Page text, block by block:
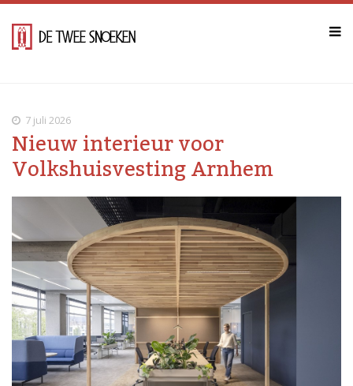
7 juli 2026
Nieuw interieur voor
Volkshuisvesting Arnhem